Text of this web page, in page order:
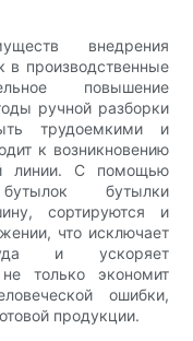
внедрения
в производственные
повышение
ручной разборки
трудоемкими и
к возникновению
линии. С помощью
бутылки
сортируются и
что исключает
и ускоряет
только экономит
ошибки,
продукции.